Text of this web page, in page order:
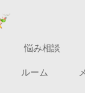
悩み相談
ルーム